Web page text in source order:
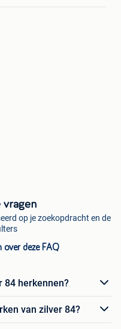
vragen
op je zoekopdracht en de
over deze FAQ
84 herkennen?
van zilver 84?